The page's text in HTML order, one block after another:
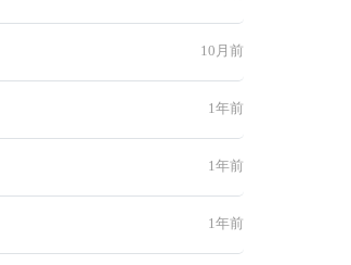
10月前
1年前
1年前
1年前